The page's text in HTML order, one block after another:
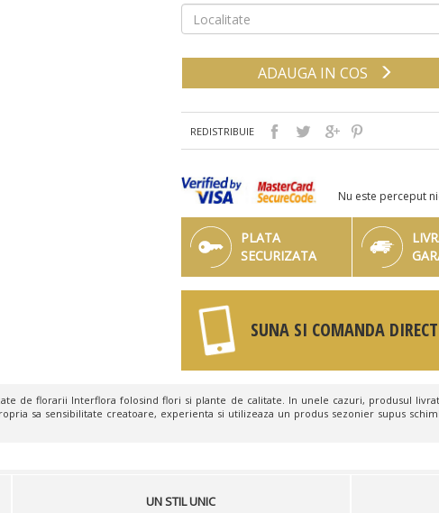
REDISTRIBUIE
Nu este perceput
PLATA
SECURIZATA
SUNA SI COMANDA DIRECT
de florarii Interflora folosind flori si plante de calitate. In unele cazuri, produsul
sa sensibilitate creatoare, experienta si utilizeaza un produs sezonier supus
UN STIL UNIC